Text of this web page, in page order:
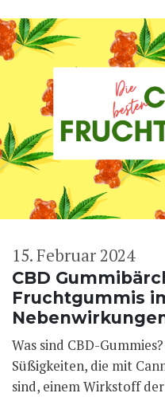
CBD
Fruchtgummis
15. Februar 2024
Was sind CBD-
Süßigkeiten, die mit
sind, einem Wirkstoff